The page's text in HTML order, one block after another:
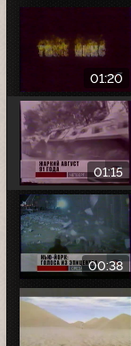
01:20
01:15
00:38